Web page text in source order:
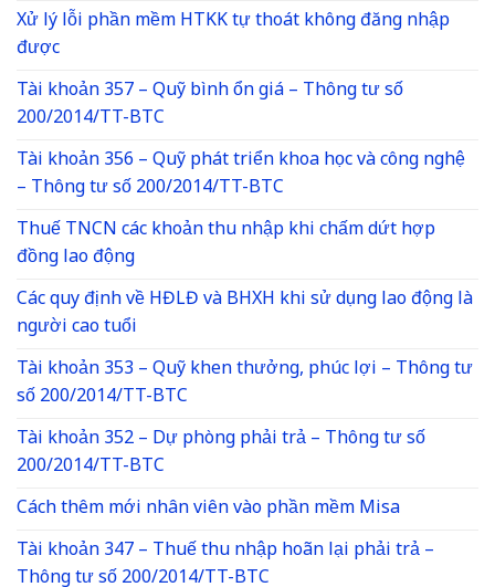
Xử lý lỗi phần mềm HTKK tự thoát không đăng nhập
được
Tài khoản 357 – Quỹ bình ổn giá – Thông tư số
200/2014/TT-BTC
Tài khoản 356 – Quỹ phát triển khoa học và công nghệ
– Thông tư số 200/2014/TT-BTC
Thuế TNCN các khoản thu nhập khi chấm dứt hợp
đồng lao động
Các quy định về HĐLĐ và BHXH khi sử dụng lao động là
người cao tuổi
Tài khoản 353 – Quỹ khen thưởng, phúc lợi – Thông tư
số 200/2014/TT-BTC
Tài khoản 352 – Dự phòng phải trả – Thông tư số
200/2014/TT-BTC
Cách thêm mới nhân viên vào phần mềm Misa
Tài khoản 347 – Thuế thu nhập hoãn lại phải trả –
Thông tư số 200/2014/TT-BTC